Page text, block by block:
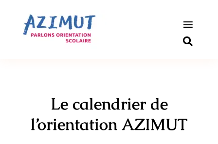
contenu
Toggle
Le calendrier de
l’orientation AZIMUT